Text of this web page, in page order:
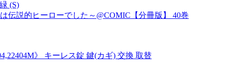
(S)
伝説的ヒーローでした～@COMIC【分冊版】 40巻
》 キーレス錠 鍵(カギ) 交換 取替